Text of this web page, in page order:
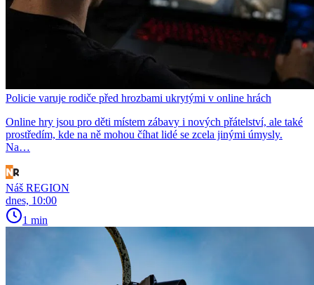
Policie varuje rodiče před hrozbami ukrytými v online hrách
Online hry jsou pro děti místem zábavy i nových přátelství, ale také
prostředím, kde na ně mohou číhat lidé se zcela jinými úmysly.
Na…
Náš REGION
dnes, 10:00
1 min